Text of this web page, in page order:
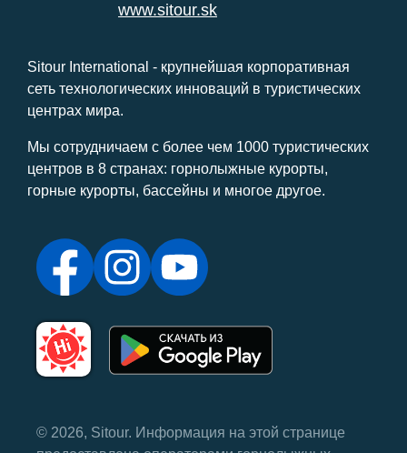
www.sitour.sk
Sitour International - крупнейшая корпоративная
сеть технологических инноваций в туристических
центрах мира.
Мы сотрудничаем с более чем 1000 туристических
центров в 8 странах: горнолыжные курорты,
горные курорты, бассейны и многое другое.
© 2026, Sitour. Информация на этой странице